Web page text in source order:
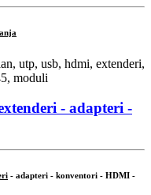
- adapteri -
- adapteri - konventori - HDMI -